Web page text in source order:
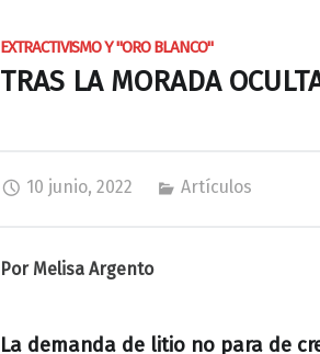
EXTRACTIVISMO Y "ORO BLANCO"
TRAS LA MORADA
10 junio, 2022 Artículos
Por Melisa Argento
La demanda de litio no para de